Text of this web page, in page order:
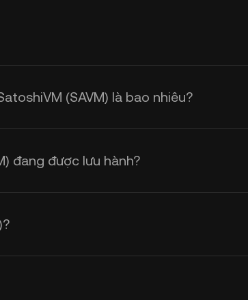
(SAVM) là bao nhiêu?
đang được lưu hành?